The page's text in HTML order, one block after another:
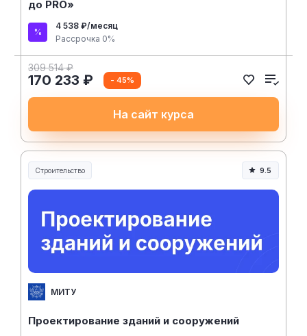
до PRO»
4 538 ₽/месяц
Рассрочка 0%
309 514 ₽
170 233 ₽ - 45%
На сайт курса
Строительство
Строительство и инженерия
9.5
МИТУ
Проектирование зданий и сооружений